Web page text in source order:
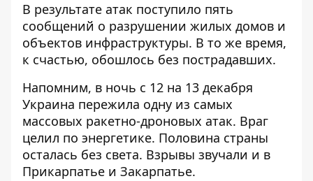
В результате атак поступило пять
сообщений о разрушении жилых домов и
объектов инфраструктуры. В то же время,
к счастью, обошлось без пострадавших.
Напомним, в ночь с 12 на 13 декабря
Украина пережила одну из самых
массовых ракетно-дроновых атак. Враг
целил по энергетике. Половина страны
осталась без света. Взрывы звучали и в
Прикарпатье и Закарпатье.